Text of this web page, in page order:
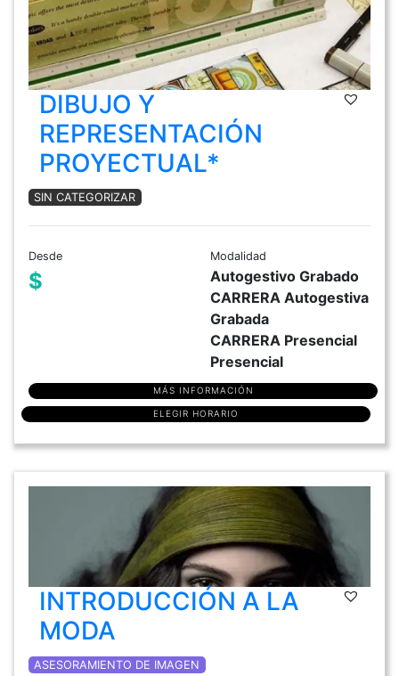
DIBUJO Y
REPRESENTACIÓN
PROYECTUAL*
SIN CATEGORIZAR
Desde
$
Modalidad
Autogestivo Grabado
CARRERA Autogestiva
Grabada
CARRERA Presencial
Presencial
MÁS INFORMACIÓN
ELEGIR HORARIO
INTRODUCCIÓN A LA
MODA
ASESORAMIENTO DE IMAGEN